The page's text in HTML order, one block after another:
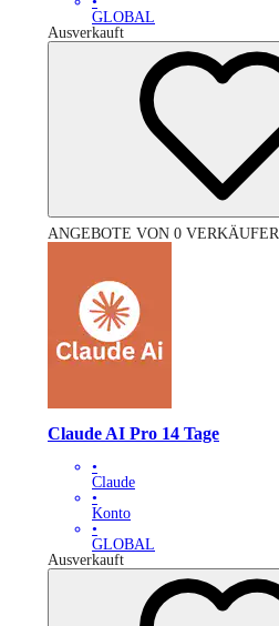
GLOBAL
Ausverkauft
ANGEBOTE VON 0 VERKÄUFER
Claude AI Pro 14 Tage
•
Claude
•
Konto
•
GLOBAL
Ausverkauft